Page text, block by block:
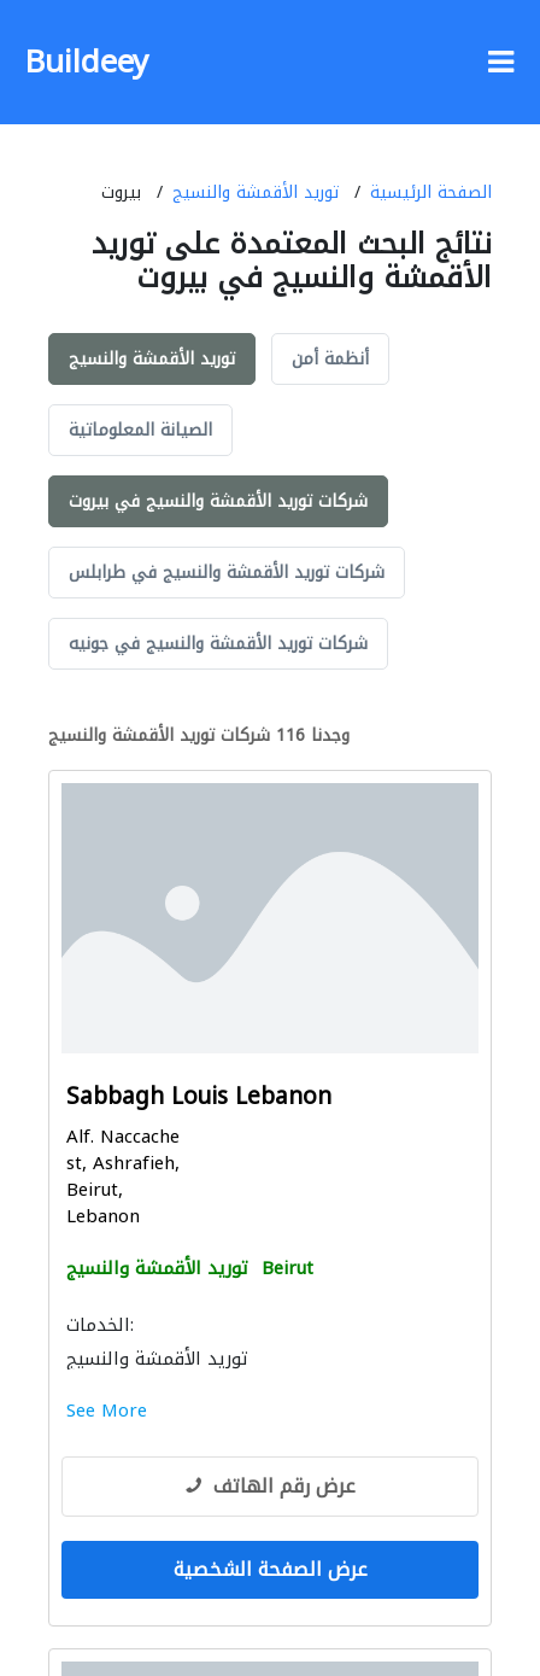
Buildeey
الصفحة الرئيسية توريد الأقمشة والنسيج بيروت
نتائج البحث المعتمدة على توريد
الأقمشة والنسيج في بيروت
توريد الأقمشة والنسيج أنظمة أمن
الصيانة المعلوماتية
شركات توريد الأقمشة والنسيج في بيروت
شركات توريد الأقمشة والنسيج في طرابلس
شركات توريد الأقمشة والنسيج في جونيه
وجدنا 116 شركات توريد الأقمشة والنسيج
Sabbagh Louis Lebanon
Alf. Naccache
st, Ashrafieh,
Beirut,
Lebanon
توريد الأقمشة والنسيج Beirut
الخدمات:
توريد الأقمشة والنسيج
See More
عرض رقم الهاتف
عرض الصفحة الشخصية